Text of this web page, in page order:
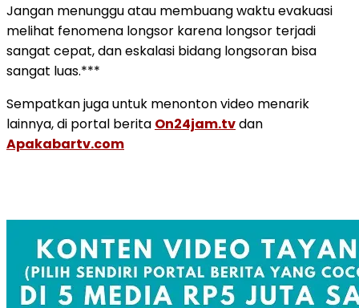
Jangan menunggu atau membuang waktu evakuasi
melihat fenomena longsor karena longsor terjadi
sangat cepat, dan eskalasi bidang longsoran bisa
sangat luas.***
Sempatkan juga untuk menonton video menarik
lainnya, di portal berita On24jam.tvdan
Apakabartv.com